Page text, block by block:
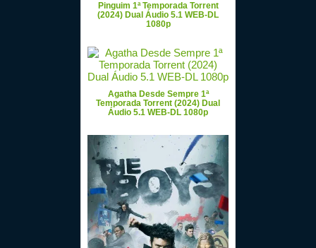
Pinguim 1ª Temporada Torrent
(2024) Dual Áudio 5.1 WEB-DL
1080p
Agatha Desde Sempre 1ª
Temporada Torrent (2024) Dual
Áudio 5.1 WEB-DL 1080p